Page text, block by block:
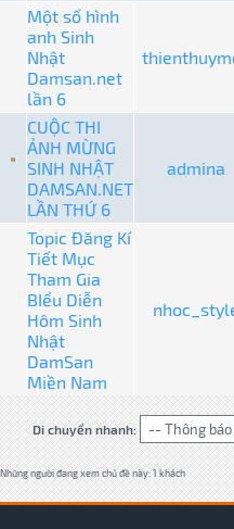
Một số hình
anh Sinh
Nhật
Damsan.net
lần 6
CUỘC THI
ẢNH MỪNG
SINH NHẬT
DAMSAN.NET
LẦN THỨ 6
admina
Topic Đăng Kí
Tiết Mục
Tham Gia
BIểu Diễn
Hôm Sinh
Nhật
DamSan
Miền Nam
Di chuyển nhanh:
Những người đang xem chủ đề này: 1 khách